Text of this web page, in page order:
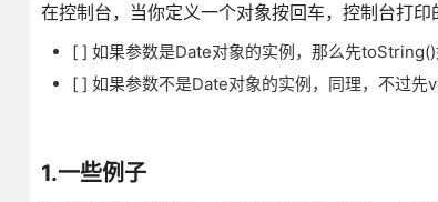
在控制台，当你定义一个对象按回车，控制台打
[ ] 如果参数是Date对象的实例，那么先
[ ] 如果参数不是Date对象的实例，同理，不过先
1.一些例子